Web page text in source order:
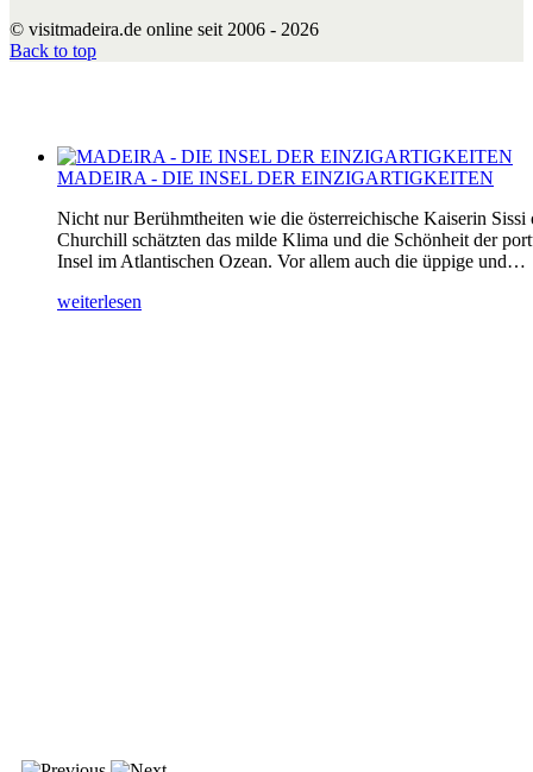
MADEIRA - DIE INSEL DER EINZIGARTIGKEITEN
Nicht nur Berühmtheiten wie die österreichische Kaiserin Sissi
Churchill schätzten das milde Klima und die Schönheit der
Insel im Atlantischen Ozean. Vor allem auch die üppige und…
weiterlesen
© visitmadeira.de online seit 2006 - 2026
Back to top